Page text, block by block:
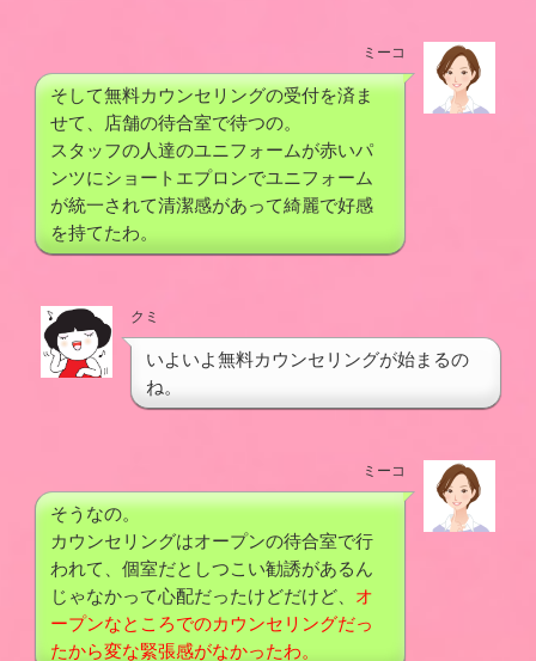
ミーコ
そして無料カウンセリングの受付を済ま
せて、店舗の待合室で待つの。
スタッフの人達のユニフォームが赤いパ
ンツにショートエプロンでユニフォーム
が統一されて清潔感があって綺麗で好感
を持てたわ。
クミ
いよいよ無料カウンセリングが始まるの
ね。
ミーコ
そうなの。
カウンセリングはオープンの待合室で行
われて、個室だとしつこい勧誘があるん
じゃなかって心配だったけどだけど、 オ
ープンなところでのカウンセリングだっ
たから変な緊張感がなかったわ。